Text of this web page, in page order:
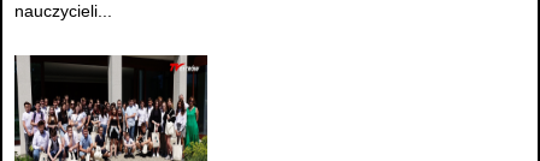
nauczycieli...